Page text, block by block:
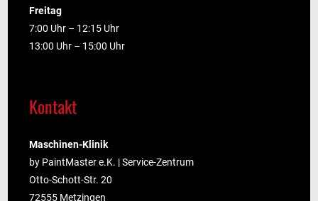
Freitag
7:00 Uhr – 12:15 Uhr
13:00 Uhr – 15:00 Uhr
Kontakt
Maschinen-Klinik
by PaintMaster e.K. | Service-Zentrum
Otto-Schott-Str. 20
72555 Metzingen